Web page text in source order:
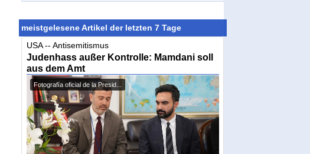
meistgelesene Artikel der letzten 7 Tage
USA -- Antisemitismus
Judenhass außer Kontrolle: Mamdani soll
aus dem Amt
Fotografía oficial de la Presid...